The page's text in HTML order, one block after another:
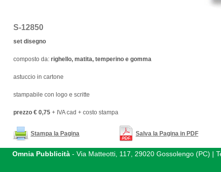
S-12850
set disegno
composto da:righello, matita, temperino e gomma
astuccio in cartone
stampabile con logo e scritte
prezzo € 0,75+ IVA cad + costo stampa
Stampa la Pagina Salva la Pagina in PDF
Omnia Pubblicità- Via Matteotti, 117, 29020 Gossolengo (PC) |